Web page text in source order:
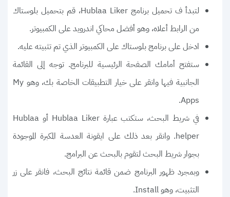
لتبدأ ف تحميل برنامج Hublaa Liker، قم بتحميل بلوستاك
من الرابط أعلاه، وهو أفضل محاكي اندرويد على الكمبيوتر.
ادخل على برنامج بلوستاك على الكمبيوتر الذي تم تثبيته عليه.
ستفتح أمامك الصفحة الرئيسية للبرنامج. توجه إلى القائمة
الجانبية فيها وانقر على خيار التطبيقات الخاصة بك، وهو My
Apps.
في شريط البحث، ستكتب عبارة Hublaa Liker أو Hublaa
helper. وانقر بعد ذلك على ايقونة العدسة المكبرة الموجودة
بجوار شريط البحث لتقوم بالبحث عن البرامج.
وبمجرد ظهور البرنامج ضمن قائمة نتائج البحث، فانقر على زر
التثبيت، وهو Install.